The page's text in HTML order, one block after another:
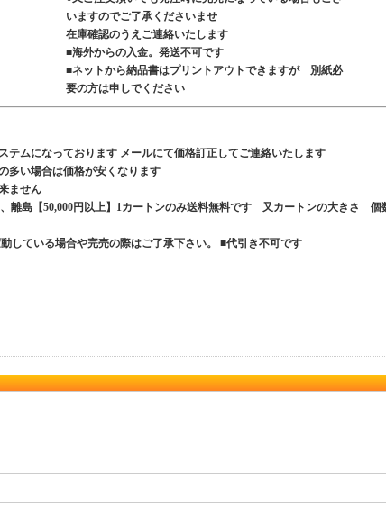
いますのでご了承くださいませ
在庫確認のうえご連絡いたします
■海外からの入金。発送不可です
■ネットから納品書はプリントアウトできますが 別紙必
要の方は申しでください
テムになっております メールにて価格訂正してご連絡いたします
い場合は価格が安くなります
ません
離島【50,000円以上】1カートンのみ送料無料です 又カートンの大きさ 個
している場合や完売の際はご了承下さい。 ■代引き不可です